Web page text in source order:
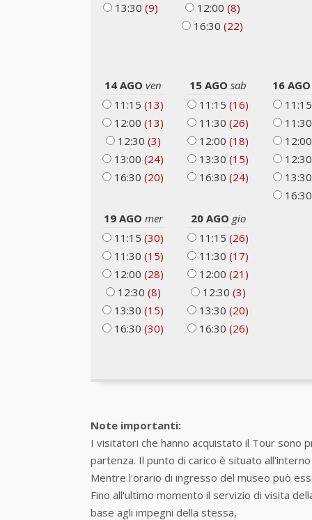
13:30 (9)
12:00 (8)
16:30 (22)
14 AGO ven
11:15 (13)
12:00 (13)
12:30 (3)
13:00 (24)
16:30 (20)
15 AGO sab
11:15 (16)
11:30 (26)
12:00 (18)
13:30 (15)
16:30 (24)
16
19 AGO mer
11:15 (30)
11:30 (15)
12:00 (28)
12:30 (8)
13:30 (15)
16:30 (30)
20 AGO gio
11:15 (26)
11:30 (17)
12:00 (21)
12:30 (3)
13:30 (20)
16:30 (26)
Note importanti:
I visitatori che hanno acquistato il Tour sono
partenza. Il punto di carico è situato
Mentre l'orario di ingresso del museo può
Fino all'ultimo momento il servizio di visita
base agli impegni della stessa,